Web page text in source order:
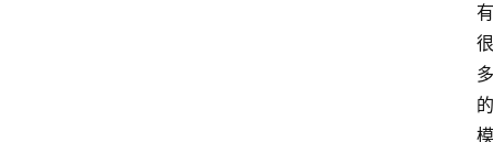
有
很
多
的
模